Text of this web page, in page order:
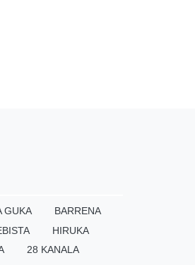
GUKA
BARRENA
HIRUKA
28 KANALA